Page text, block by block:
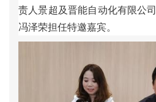
责人景超及晋能自动化有限公司
冯泽荣担任特邀嘉宾。